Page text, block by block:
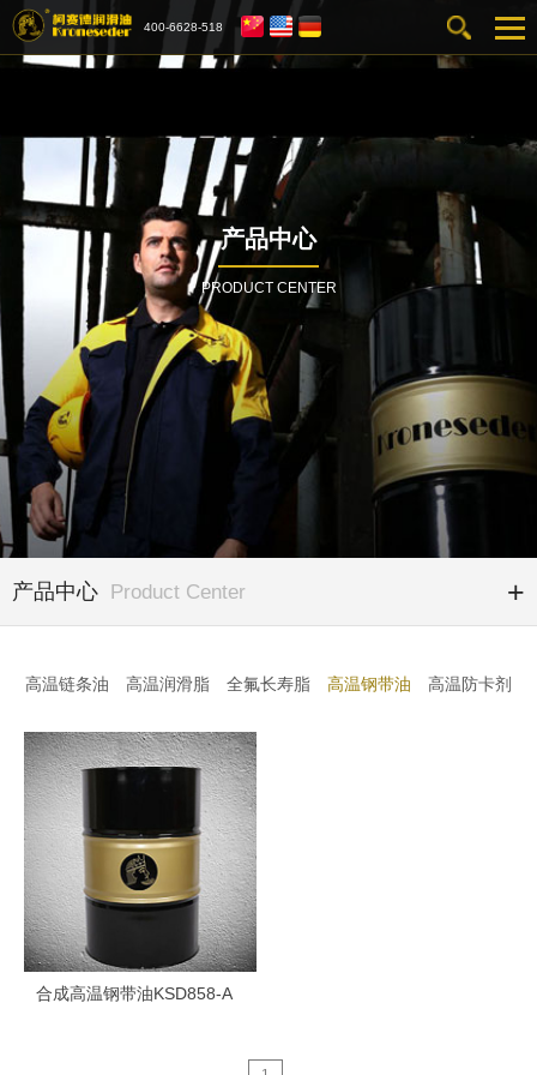
400-6628-518
产品中心
PRODUCT CENTER
产品中心 Product Center
高温链条油 高温润滑脂 全氟长寿脂 高温钢带油 高温防卡剂
合成高温钢带油KSD858-A